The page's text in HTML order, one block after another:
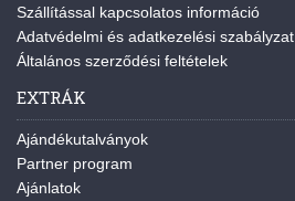
Szállítással kapcsolatos információ
Adatvédelmi és adatkezelési szabályzat
Általános szerződési feltételek
EXTRÁK
Ajándékutalványok
Partner program
Ajánlatok